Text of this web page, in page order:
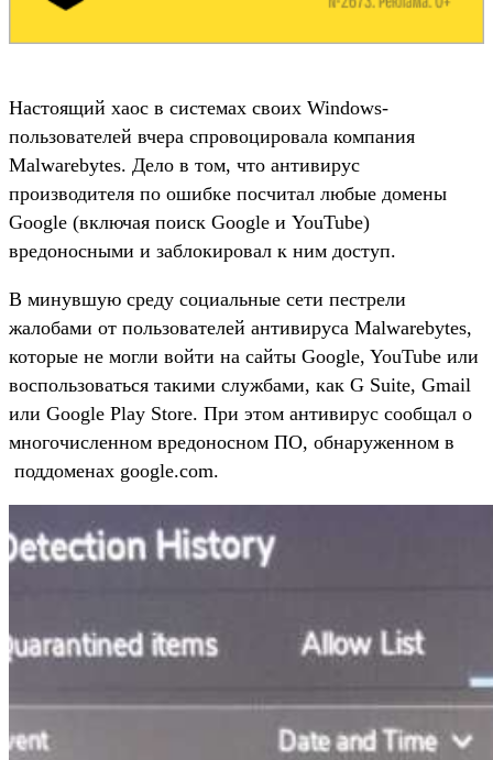
Настоящий хаос в системах своих Windows-
пользователей вчера спровоцировала компания
Malwarebytes. Дело в том, что антивирус
производителя по ошибке посчитал любые домены
Google (включая поиск Google и YouTube)
вредоносными и заблокировал к ним доступ.
В минувшую среду социальные сети пестрели
жалобами от пользователей антивируса Malwarebytes,
которые не могли войти на сайты Google, YouTube или
воспользоваться такими службами, как G Suite, Gmail
или Google Play Store. При этом антивирус сообщал о
многочисленном вредоносном ПО, обнаруженном в
поддоменах google.com.